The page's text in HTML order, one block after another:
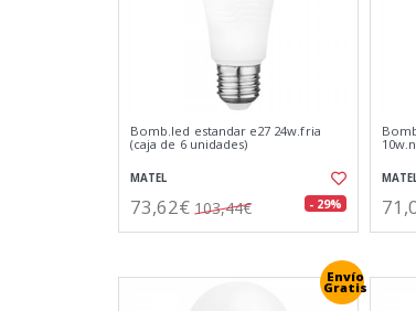
Bomb.led estandar e27 24w.fria
(caja de 6 unidades)
MATEL
73,62€ 103,44€ - 29%
Envío
Gratis